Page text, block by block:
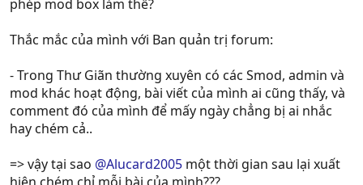
phép mod box làm thế?
Thắc mắc của mình với Ban quản trị forum:
- Trong Thư Giãn thường xuyên có các Smod, admin và
mod khác hoạt động, bài viết của mình ai cũng thấy, và
comment đó của mình để mấy ngày chẳng bị ai nhắc
hay chém cả..
=> vậy tại sao @Alucard2005 một thời gian sau lại xuất